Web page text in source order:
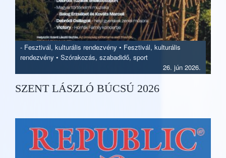
- Fesztivál, kulturális rendezvény • Fesztivál, kulturális
rendezvény • Szórakozás, szabadidő, sport
26. jún 2026.
SZENT LÁSZLÓ BÚCSÚ 2026